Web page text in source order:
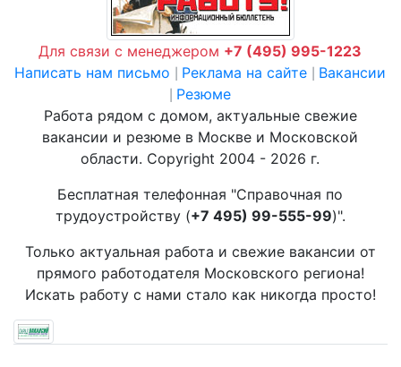
Для связи с менеджером +7 (495) 995-1223
Написать нам письмо
Реклама на сайте Вакансии
Резюме
Работа рядом с домом, актуальные свежие
вакансии и резюме в Москве и Московской
области. Copyright 2004 - 2026 г.
Бесплатная телефонная "Справочная по
трудоустройству (+7 495) 99-555-99)".
Только актуальная работа и свежие вакансии от
прямого работодателя Московского региона!
Искать работу с нами стало как никогда просто!